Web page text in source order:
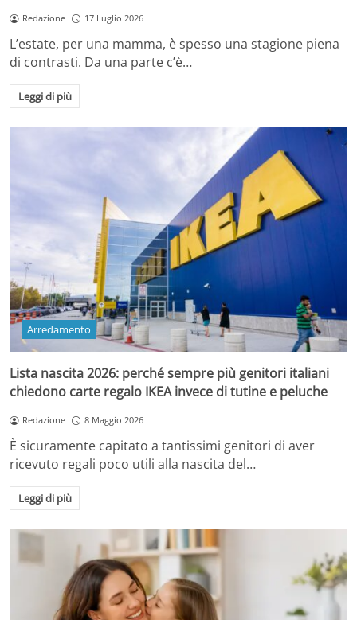
Redazione 17 Luglio 2026
L’estate, per una mamma, è spesso una stagione piena
di contrasti. Da una parte c’è…
Leggi di più
Arredamento
Lista nascita 2026: perché sempre più genitori italiani
chiedono carte regalo IKEA invece di tutine e peluche
Redazione 8 Maggio 2026
È sicuramente capitato a tantissimi genitori di aver
ricevuto regali poco utili alla nascita del…
Leggi di più